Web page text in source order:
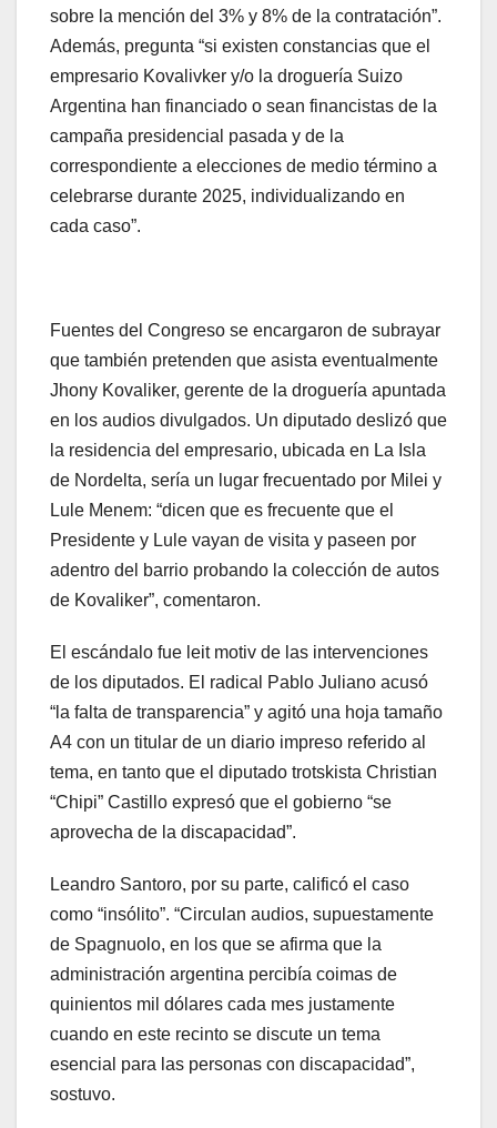
sobre la mención del 3% y 8% de la contratación”.
Además, pregunta “si existen constancias que el
empresario Kovalivker y/o la droguería Suizo
Argentina han financiado o sean financistas de la
campaña presidencial pasada y de la
correspondiente a elecciones de medio término a
celebrarse durante 2025, individualizando en
cada caso”.
Fuentes del Congreso se encargaron de subrayar
que también pretenden que asista eventualmente
Jhony Kovaliker, gerente de la droguería apuntada
en los audios divulgados. Un diputado deslizó que
la residencia del empresario, ubicada en La Isla
de Nordelta, sería un lugar frecuentado por Milei y
Lule Menem: “dicen que es frecuente que el
Presidente y Lule vayan de visita y paseen por
adentro del barrio probando la colección de autos
de Kovaliker”, comentaron.
El escándalo fue leit motiv de las intervenciones
de los diputados. El radical Pablo Juliano acusó
“la falta de transparencia” y agitó una hoja tamaño
A4 con un titular de un diario impreso referido al
tema, en tanto que el diputado trotskista Christian
“Chipi” Castillo expresó que el gobierno “se
aprovecha de la discapacidad”.
Leandro Santoro, por su parte, calificó el caso
como “insólito”. “Circulan audios, supuestamente
de Spagnuolo, en los que se afirma que la
administración argentina percibía coimas de
quinientos mil dólares cada mes justamente
cuando en este recinto se discute un tema
esencial para las personas con discapacidad”,
sostuvo.